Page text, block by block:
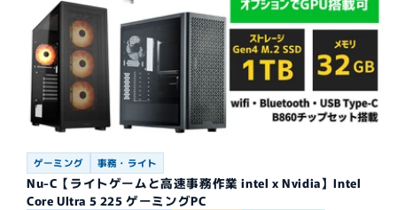
ゲーミング 事務・ライト
Nu-C【ライトゲームと高速事務作業 intel x Nvidia】Intel
Core Ultra 5 225 ゲーミングPC